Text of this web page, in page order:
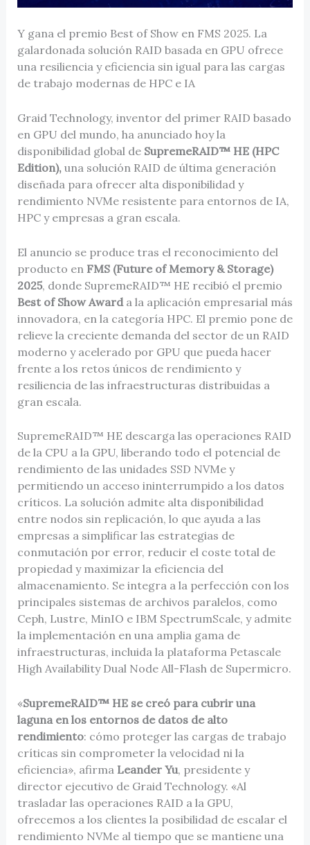
Y gana el premio Best of Show en FMS 2025. La
galardonada solución RAID basada en GPU ofrece
una resiliencia y eficiencia sin igual para las cargas
de trabajo modernas de HPC e IA
Graid Technology, inventor del primer RAID basado
en GPU del mundo, ha anunciado hoy la
disponibilidad global de SupremeRAID™ HE (HPC
Edition), una solución RAID de última generación
diseñada para ofrecer alta disponibilidad y
rendimiento NVMe resistente para entornos de IA,
HPC y empresas a gran escala.
El anuncio se produce tras el reconocimiento del
producto en FMS (Future of Memory & Storage)
2025, donde SupremeRAID™ HE recibió el premio
Best of Show Awarda la aplicación empresarial más
innovadora, en la categoría HPC. El premio pone de
relieve la creciente demanda del sector de un RAID
moderno y acelerado por GPU que pueda hacer
frente a los retos únicos de rendimiento y
resiliencia de las infraestructuras distribuidas a
gran escala.
SupremeRAID™ HE descarga las operaciones RAID
de la CPU a la GPU, liberando todo el potencial de
rendimiento de las unidades SSD NVMe y
permitiendo un acceso ininterrumpido a los datos
críticos. La solución admite alta disponibilidad
entre nodos sin replicación, lo que ayuda a las
empresas a simplificar las estrategias de
conmutación por error, reducir el coste total de
propiedad y maximizar la eficiencia del
almacenamiento. Se integra a la perfección con los
principales sistemas de archivos paralelos, como
Ceph, Lustre, MinIO e IBM SpectrumScale, y admite
la implementación en una amplia gama de
infraestructuras, incluida la plataforma Petascale
High Availability Dual Node All-Flash de Supermicro.
«SupremeRAID™ HE se creó para cubrir una
laguna en los entornos de datos de alto
rendimiento: cómo proteger las cargas de trabajo
críticas sin comprometer la velocidad ni la
eficiencia», afirma Leander Yu, presidente y
director ejecutivo de Graid Technology. «Al
trasladar las operaciones RAID a la GPU,
ofrecemos a los clientes la posibilidad de escalar el
rendimiento NVMe al tiempo que se mantiene una